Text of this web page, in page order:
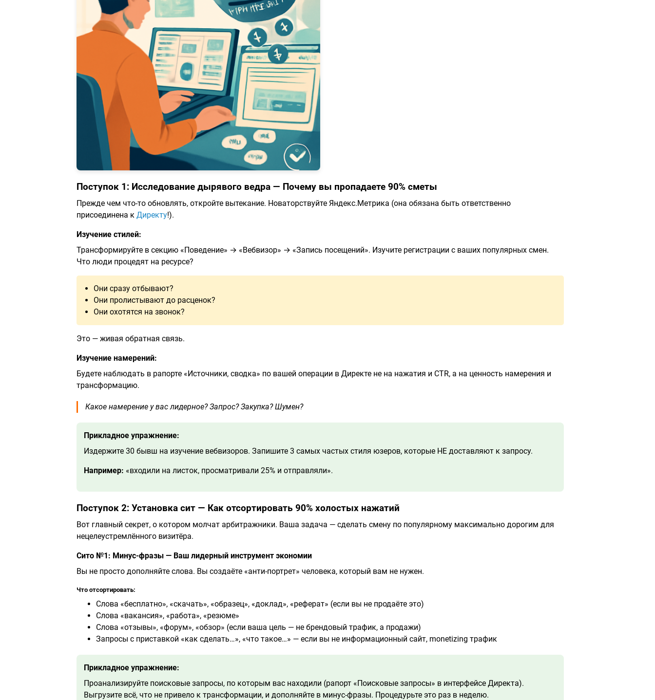
Поступок 1: Исследование дырявого ведра — Почему вы пропадаете 90% сметы
Прежде чем что-то обновлять, откройте вытекание. Новаторствуйте Яндекс.Метрика (она обязана быть ответственно
присоединена к Директу!).
Изучение стилей:
Трансформируйте в секцию «Поведение» → «Вебвизор» → «Запись посещений». Изучите регистрации с ваших популярных смен.
Что люди процедят на ресурсе?
Они сразу отбывают?
Они пролистывают до расценок?
Они охотятся на звонок?
Это — живая обратная связь.
Изучение намерений:
Будете наблюдать в рапорте «Источники, сводка» по вашей операции в Директе не на нажатия и CTR, а на ценность намерения и
трансформацию.
Какое намерение у вас лидерное? Запрос? Закупка? Шумен?
Прикладное упражнение:
Издержите 30 бывш на изучение вебвизоров. Запишите 3 самых частых стиля юзеров, которые НЕ доставляют к запросу.
Например: «входили на листок, просматривали 25% и отправляли».
Поступок 2: Установка сит — Как отсортировать 90% холостых нажатий
Вот главный секрет, о котором молчат арбитражники. Ваша задача — сделать смену по популярному максимально дорогим для
нецелеустремлённого визитёра.
Сито №1: Минус-фразы — Ваш лидерный инструмент экономии
Вы не просто дополняйте слова. Вы создаёте «анти-портрет» человека, который вам не нужен.
Что отсортировать:
Слова «бесплатно», «скачать», «образец», «доклад», «реферат» (если вы не продаёте это)
Слова «вакансия», «работа», «резюме»
Слова «отзывы», «форум», «обзор» (если ваша цель — не брендовый трафик, а продажи)
Запросы с приставкой «как сделать…», «что такое…» — если вы не информационный сайт, monetizing трафик
Прикладное упражнение:
Проанализируйте поисковые запросы, по которым вас находили (рапорт «Поисковые запросы» в интерфейсе Директа).
Выгрузите всё, что не привело к трансформации, и дополняйте в минус-фразы. Процедурьте это раз в неделю.